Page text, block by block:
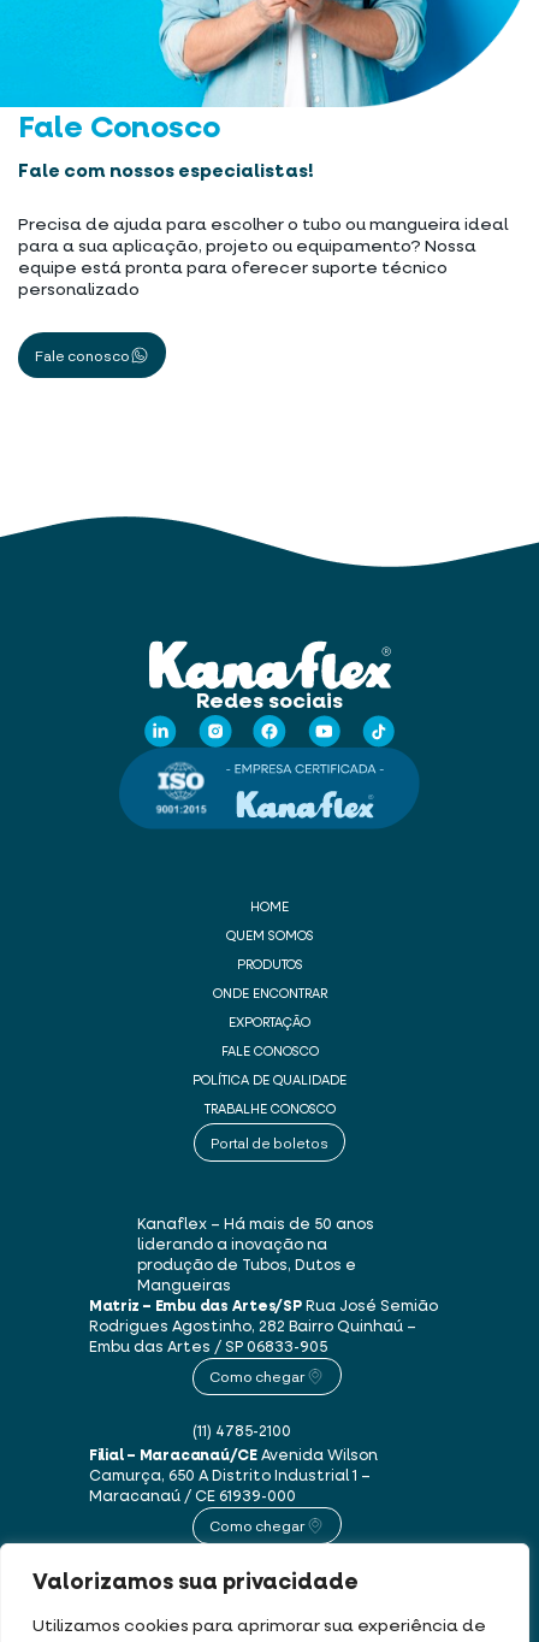
Valorizamos sua privacidade
Utilizamos cookies para aprimorar sua experiência de
Fale Conosco
Fale com nossos especialistas!
Precisa de ajuda para escolher o tubo ou mangueira ideal
para a sua aplicação, projeto ou equipamento? Nossa
equipe está pronta para oferecer suporte técnico
personalizado
Fale conosco
Redes sociais
HOME
QUEM SOMOS
PRODUTOS
ONDE ENCONTRAR
EXPORTAÇÃO
FALE CONOSCO
POLÍTICA DE QUALIDADE
TRABALHE CONOSCO
Portal de boletos
Kanaflex – Há mais de 50 anos
liderando a inovação na
produção de Tubos, Dutos e
Mangueiras
Matriz – Embu das Artes/SPRua José Semião
Rodrigues Agostinho, 282 Bairro Quinhaú –
Embu das Artes / SP06833-905
Como chegar
(11) 4785-2100
Filial – Maracanaú/CEAvenida Wilson
Camurça, 650 ADistrito Industrial 1 –
Maracanaú / CE61939-000
Como chegar
(85) 3250-1235